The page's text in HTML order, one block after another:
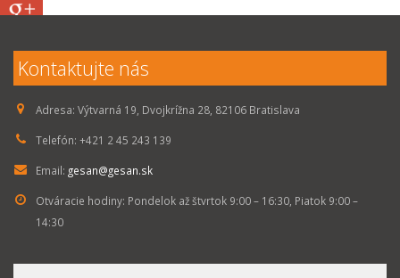
Kontaktujte nás
Adresa: Výtvarná 19, Dvojkrížna 28, 82106 Bratislava
Telefón: +421 2 45 243 139
Email: gesan@gesan.sk
Otváracie hodiny: Pondelok až štvrtok 9:00 – 16:30, Piatok 9:00 –
14:30